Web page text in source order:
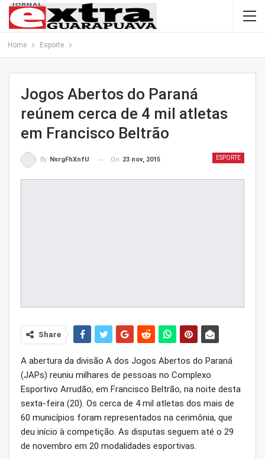
Home Esporte
Jogos Abertos do Paraná
reúnem cerca de 4 mil atletas
em Francisco Beltrão
ESPORTE
By NsrgFhXnfU On 23 nov, 2015
Share
A abertura da divisão A dos Jogos Abertos do Paraná
(JAPs) reuniu milhares de pessoas no Complexo
Esportivo Arrudão, em Francisco Beltrão, na noite desta
sexta-feira (20). Os cerca de 4 mil atletas dos mais de
60 municípios foram representados na cerimônia, que
deu início à competição. As disputas seguem até o 29
de novembro em 20 modalidades esportivas.